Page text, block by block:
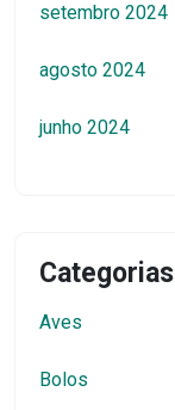
setembro 2024
agosto 2024
junho 2024
Categorias
Aves
Bolos